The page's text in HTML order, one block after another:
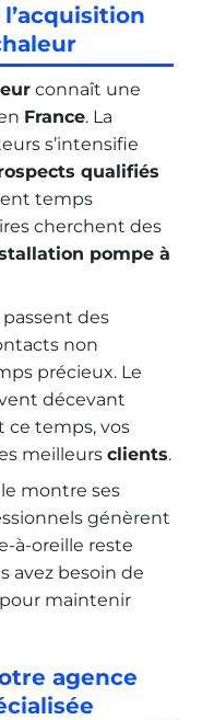
connaît une
France. La
s’intensifie
qualifiés
temps
cherchent des
pompe à
des
non
précieux. Le
décevant
ce temps, vos
meilleursclients.
montre ses
génèrent
à-oreille reste
avez besoin de
maintenir
agence